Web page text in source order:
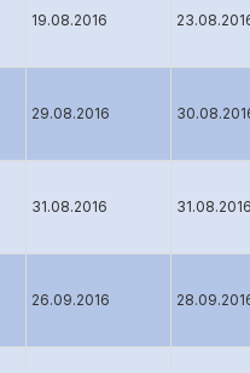
19.08.2016
29.08.2016
31.08.2016
26.09.2016